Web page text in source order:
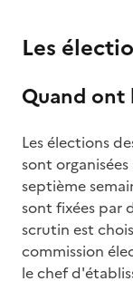
Les
Quand ont
Les élections
sont
septième
sont fixées par
scrutin est
commission
le chef